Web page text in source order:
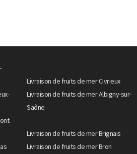
Livraison de fruits de mer Civrieux
Livraison de fruits de mer Albigny-sur-
Saône
Livraison de fruits de mer Brignais
Livraison de fruits de mer Bron